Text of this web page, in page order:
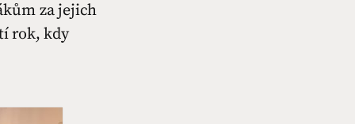
za jejich
rok, kdy